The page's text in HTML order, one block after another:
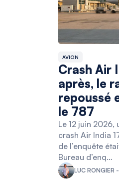
AVION
Crash Air
après, le
repoussé
le 787
Le 12 juin
crash Air India
de l’enquête
Bureau d’enq…
LUC RONGIER